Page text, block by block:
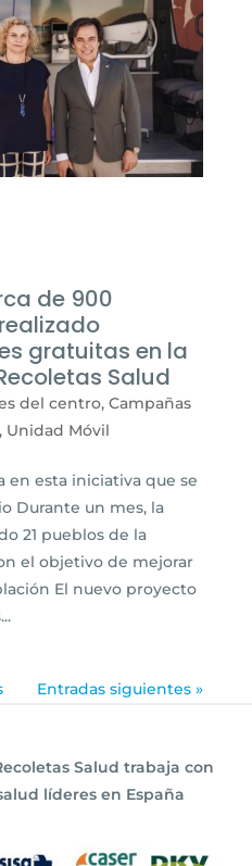
de 900
gratuitas en la
Salud
del centro, Campañas
Unidad Móvil
en esta iniciativa que se
Durante un mes, la
21 pueblos de la
el objetivo de mejorar
El nuevo proyecto
Entradas siguientes »
Salud trabaja con
líderes en España